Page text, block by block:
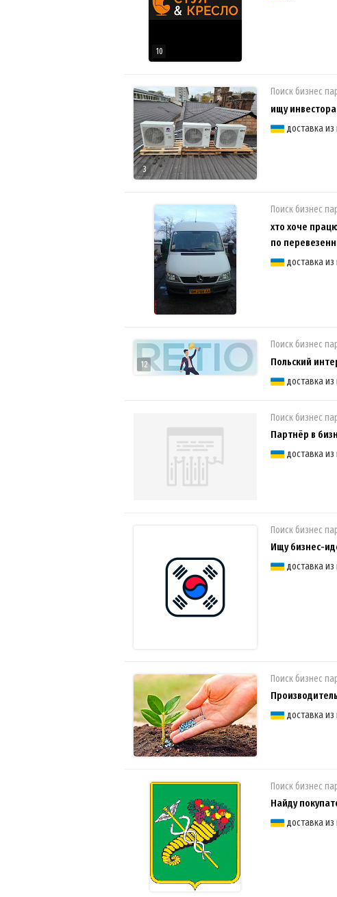
10
3
Поиск бизнес
ищу
доставка из
Поиск бизнес
хто хоче
по
доставка из
12
Поиск бизнес
Польский
доставка из
Поиск бизнес
Партнёр в
доставка из
Поиск бизнес
Ищу бизнес-
доставка из
Поиск бизнес
доставка из
Поиск бизнес
Найду
доставка из